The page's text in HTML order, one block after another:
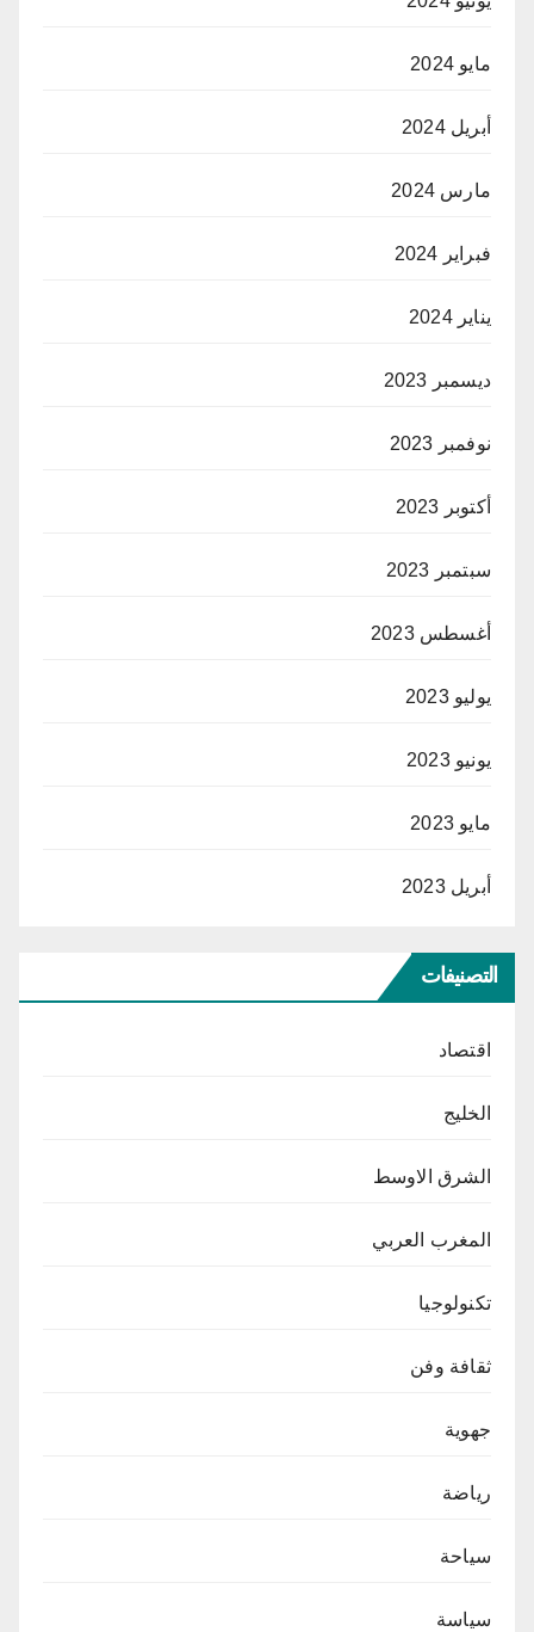
مايو 2024
أبريل 2024
مارس 2024
فبراير 2024
يناير 2024
ديسمبر 2023
نوفمبر 2023
أكتوبر 2023
سبتمبر 2023
أغسطس 2023
يوليو 2023
يونيو 2023
مايو 2023
أبريل 2023
التصنيفات
اقتصاد
الخليج
الشرق الاوسط
المغرب العربي
تكنولوجيا
ثقافة وفن
جهوية
رياضة
سياحة
سياسة